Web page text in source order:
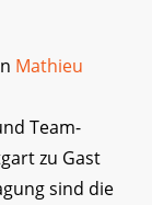
Mathieu
Team-
zu Gast
sind die